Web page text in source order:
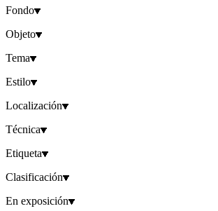
Fondo
Objeto
Tema
Estilo
Localización
Técnica
Etiqueta
Clasificación
En exposición